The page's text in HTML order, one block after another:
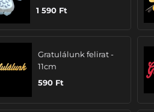
1 590 Ft
Gratulálunk felirat -
11cm
590 Ft